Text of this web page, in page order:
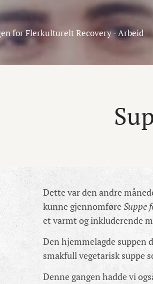
for Flerkulturelt Recovery - Arbeid
Dette var den andre
kunne gjennomføreSuppe
et varmt og inkluderende
Den hjemmelagde suppen
smakfull vegetarisk suppe
Denne gangen hadde vi